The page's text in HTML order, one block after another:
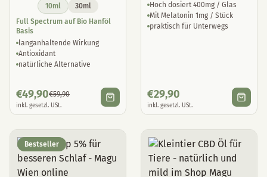
10ml
30ml
Full Spectrum auf Bio Hanföl
Basis
langanhaltende Wirkung
Antioxidant
natürliche Alternative
€49,90€59,90
inkl. gesetzl. USt.
Hoch dosiert 400mg / Glas
Mit Melatonin 1mg / Stück
praktisch für Unterwegs
€29,90
inkl. gesetzl. USt.
Bestseller